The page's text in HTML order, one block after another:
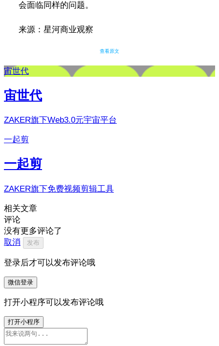
会面临同样的问题。
来源：星河商业观察
查看原文
宙世代
宙世代
ZAKER旗下Web3.0元宇宙平台
一起剪
一起剪
ZAKER旗下免费视频剪辑工具
相关文章
评论
没有更多评论了
取消
发布
登录后才可以发布评论哦
微信登录
打开小程序可以发布评论哦
打开小程序